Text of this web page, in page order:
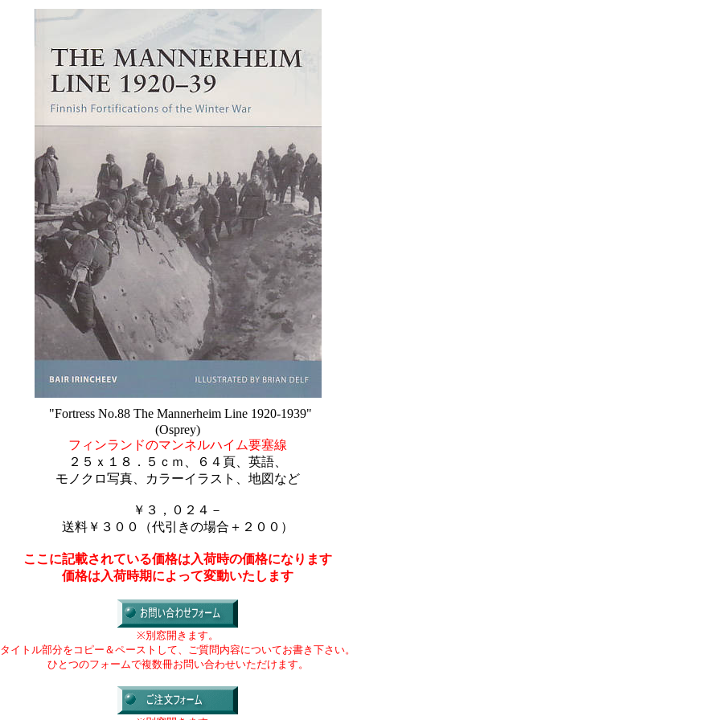
"Fortress No.88 The Mannerheim Line 1920-1939"
(Osprey)
フィンランドのマンネルハイム要塞線
２５ｘ１８．５ｃｍ、６４頁、英語、
モノクロ写真、カラーイラスト、地図など
￥３，０２４－
送料￥３００（代引きの場合＋２００）
ここに記載されている価格は入荷時の価格になります
価格は入荷時期によって変動いたします
※別窓開きます。
タイトル部分をコピー＆ペーストして、ご質問内容についてお書き下さい。
ひとつのフォームで複数冊お問い合わせいただけます。